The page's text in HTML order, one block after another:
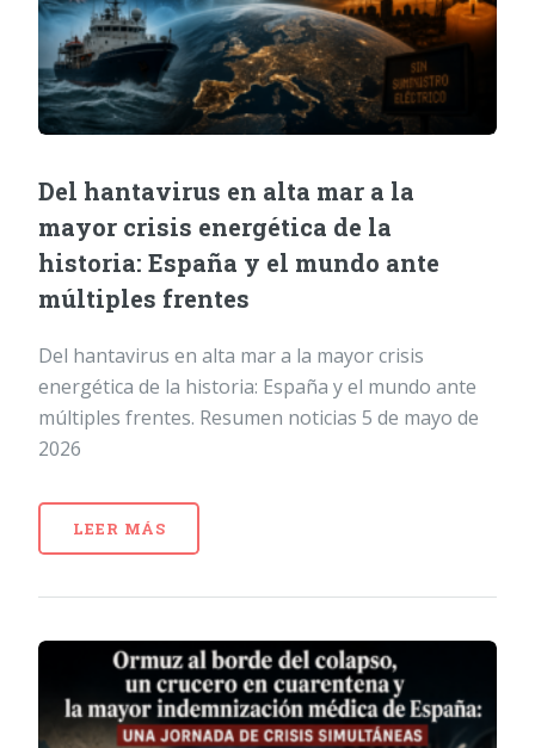
Del hantavirus en alta mar a la
mayor crisis energética de la
historia: España y el mundo ante
múltiples frentes
Del hantavirus en alta mar a la mayor crisis
energética de la historia: España y el mundo ante
múltiples frentes. Resumen noticias 5 de mayo de
2026
LEER MÁS